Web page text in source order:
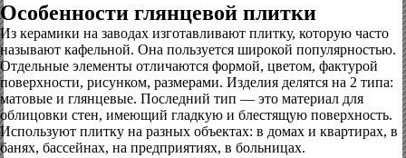
Особенности глянцевой плитки
Из керамики на заводах изготавливают плитку, которую часто
называют кафельной. Она пользуется широкой популярностью.
Отдельные элементы отличаются формой, цветом, фактурой
поверхности, рисунком, размерами. Изделия делятся на 2 типа:
матовые и глянцевые. Последний тип — это материал для
облицовки стен, имеющий гладкую и блестящую поверхность.
Используют плитку на разных объектах: в домах и квартирах, в
банях, бассейнах, на предприятиях, в больницах.